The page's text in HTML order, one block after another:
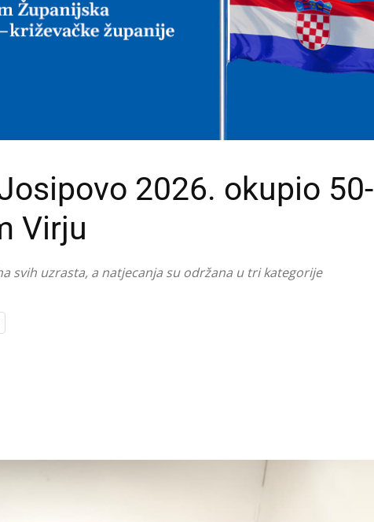
2026. okupio
Virju
svih uzrasta, a natjecanja su održana u tri kategorije